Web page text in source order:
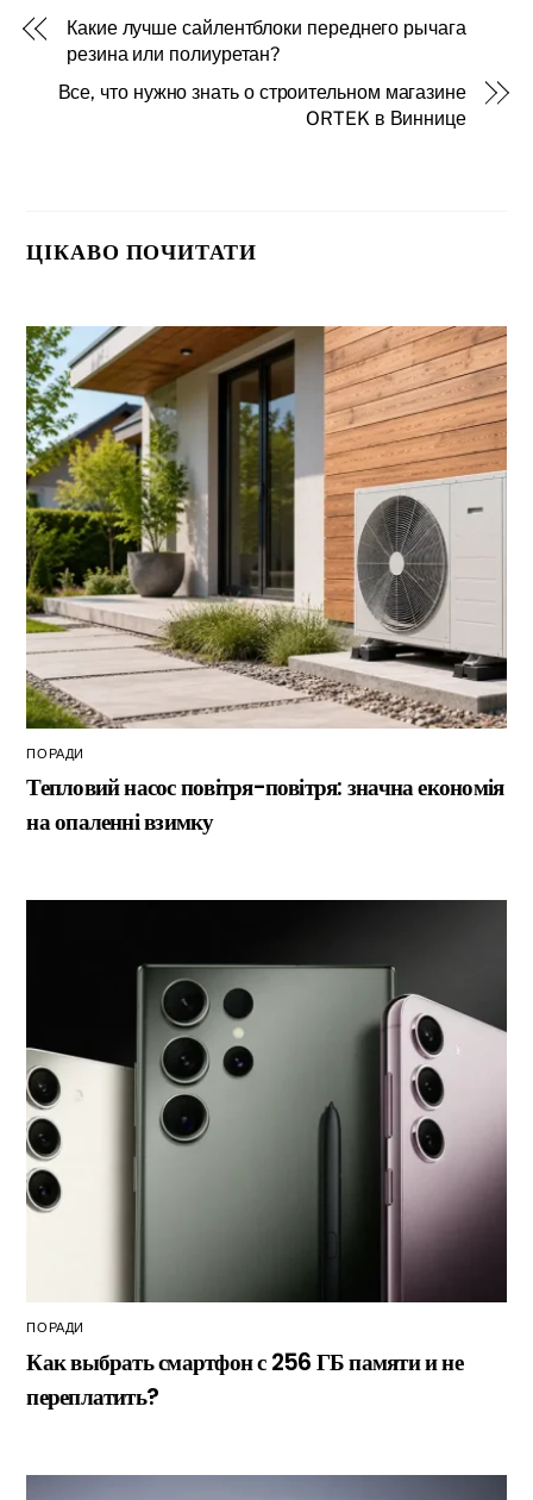
Какие лучше сайлентблоки переднего рычага
резина или полиуретан?
Все, что нужно знать о строительном магазине
ORTEK в Виннице
ЦІКАВО ПОЧИТАТИ
ПОРАДИ
Тепловий насос повітря-повітря: значна економія
на опаленні взимку
ПОРАДИ
Как выбрать смартфон с 256 ГБ памяти и не
переплатить?